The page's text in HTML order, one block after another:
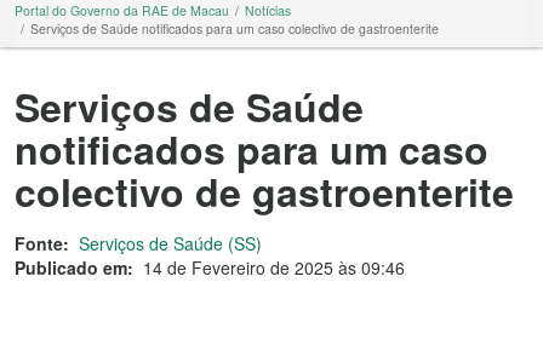
Portal do Governo da RAE de Macau
Notícias
Serviços de Saúde notificados para um caso colectivo de gastroenterite
Serviços de Saúde
notificados para um caso
colectivo de gastroenterite
Fonte: Serviços de Saúde (SS)
Publicado em: 14 de Fevereiro de 2025 às 09:46